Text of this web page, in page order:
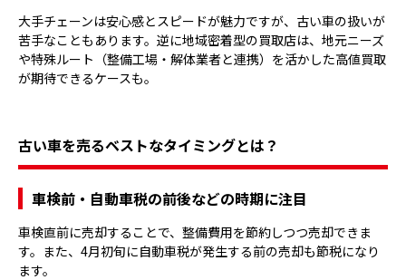
大手チェーンは安心感とスピードが魅力ですが、古い車の扱いが
苦手なこともあります。逆に地域密着型の買取店は、地元ニーズ
や特殊ルート（整備工場・解体業者と連携）を活かした高値買取
が期待できるケースも。
古い車を売るベストなタイミングとは？
車検前・自動車税の前後などの時期に注目
車検直前に売却することで、整備費用を節約しつつ売却できま
す。また、4月初旬に自動車税が発生する前の売却も節税になり
ます。